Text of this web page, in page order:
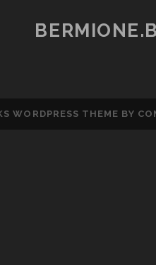
WORDPRESS THEME BY